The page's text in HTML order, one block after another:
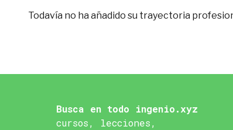
Todavía no ha añadido su trayectoria
Busca en todo ingenio.xyz
cursos, lecciones,